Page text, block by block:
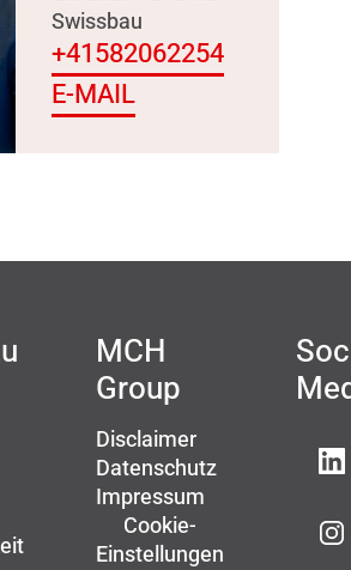
Swissbau
+41582062254
E-MAIL
MCH
Group
Disclaimer
Datenschutz
Impressum
Cookie-
Einstellungen